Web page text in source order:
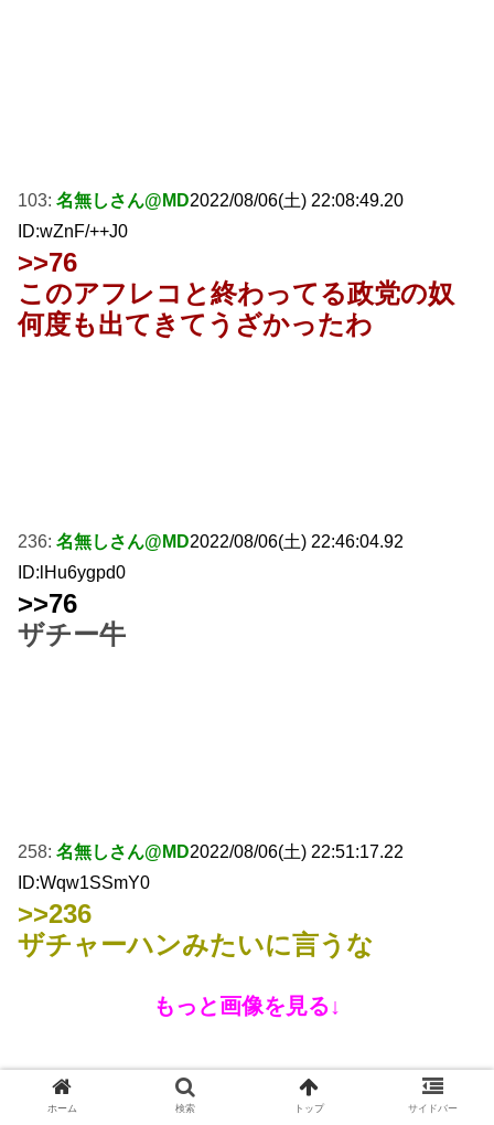
103: 名無しさん@MD2022/08/06(土) 22:08:49.20
ID:wZnF/++J0
>>76
このアフレコと終わってる政党の奴
何度も出てきてうざかったわ
236: 名無しさん@MD2022/08/06(土) 22:46:04.92
ID:lHu6ygpd0
>>76
ザチー牛
258: 名無しさん@MD2022/08/06(土) 22:51:17.22
ID:Wqw1SSmY0
>>236
ザチャーハンみたいに言うな
もっと画像を見る↓
ホーム 検索 トップ サイドバー